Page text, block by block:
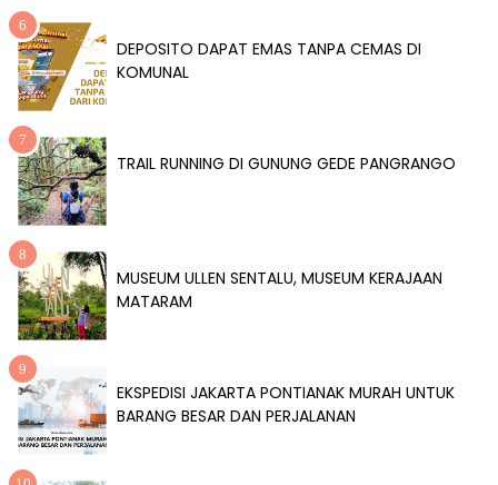
DEPOSITO DAPAT EMAS TANPA CEMAS DI
KOMUNAL
TRAIL RUNNING DI GUNUNG GEDE PANGRANGO
MUSEUM ULLEN SENTALU, MUSEUM KERAJAAN
MATARAM
EKSPEDISI JAKARTA PONTIANAK MURAH UNTUK
BARANG BESAR DAN PERJALANAN